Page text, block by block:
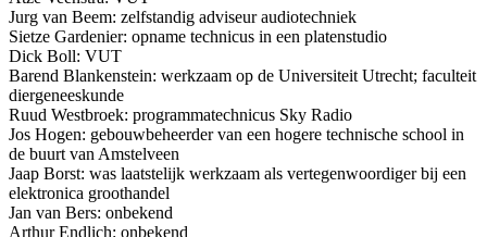
Jurg van Beem: zelfstandig adviseur audiotechniek
Sietze Gardenier: opname technicus in een platenstudio
Dick Boll: VUT
Barend Blankenstein: werkzaam op de Universiteit Utrecht; faculteit
diergeneeskunde
Ruud Westbroek: programmatechnicus Sky Radio
Jos Hogen: gebouwbeheerder van een hogere technische school in
de buurt van Amstelveen
Jaap Borst: was laatstelijk werkzaam als vertegenwoordiger bij een
elektronica groothandel
Jan van Bers: o­nbekend
Arthur Endlich: o­nbekend